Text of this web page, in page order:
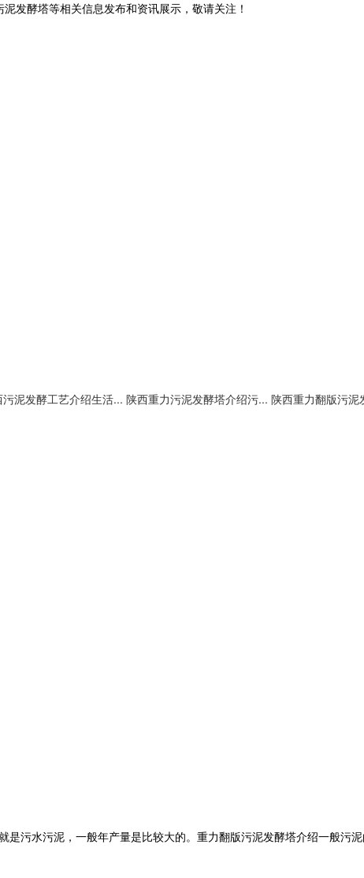
发酵塔等相关信息发布和资讯展示，敬请关注！
污泥发酵工艺介绍生活... 陕西重力污泥发酵塔介绍污... 陕西重力翻版污泥
污水污泥，一般年产量是比较大的。重力翻版污泥发酵塔介绍一般污